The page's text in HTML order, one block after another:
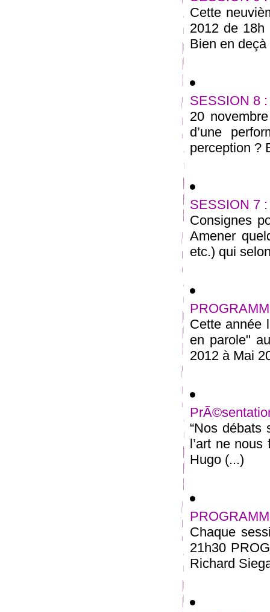
Cette
2012 de 18h
Bien en
SESSION 8
20
d’une
perception ?
SESSION 7
Consignes
Amener
etc.) qui
Cette année
en parole"
2012 à Mai
“Nos débats
l’art ne nous
Hugo (...)
Chaque
21h30
Richard